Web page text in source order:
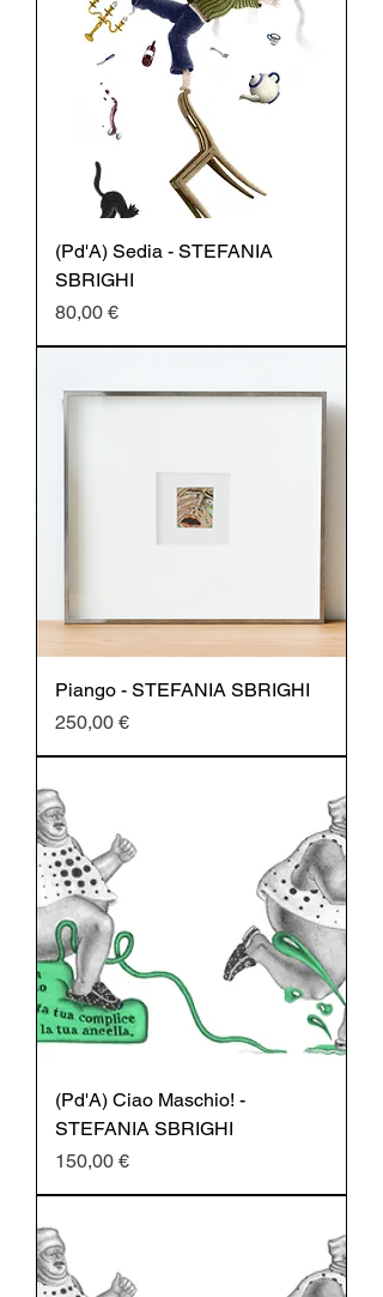
(Pd'A) Sedia - STEFANIA
SBRIGHI
Prezzo
80,00 €
Piango - STEFANIA SBRIGHI
Prezzo
250,00 €
(Pd'A) Ciao Maschio! -
STEFANIA SBRIGHI
Prezzo
150,00 €